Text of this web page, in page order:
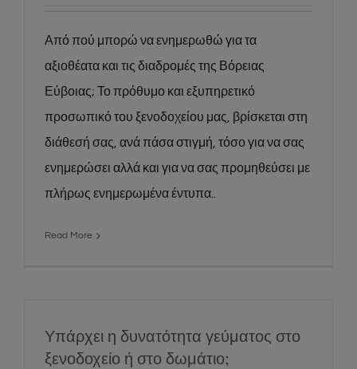
Από πού μπορώ να ενημερωθώ για τα
αξιοθέατα και τις διαδρομές της Βόρειας
Εύβοιας; Το πρόθυμο και εξυπηρετικό
προσωπικό του ξενοδοχείου μας, βρίσκεται στη
διάθεσή σας, ανά πάσα στιγμή, τόσο για να σας
ενημερώσει αλλά και για να σας προμηθεύσει με
πλήρως ενημερωμένα έντυπα..
Read More
Υπάρχει η δυνατότητα γεύματος στο
ξενοδοχείο ή στο δωμάτιο;